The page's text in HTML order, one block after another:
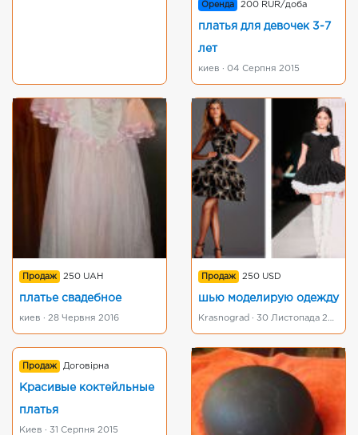
Оренда 200 RUR/доба
платья для девочек 3-7
лет
киев · 04 Серпня 2015
Продаж 250 UAH
платье свадебное
киев · 28 Червня 2016
Продаж 250 USD
шью моделирую одежду
Krasnograd · 30 Листопада 2017
Продаж Договірна
Красивые коктейльные
платья
Киев · 31 Серпня 2015